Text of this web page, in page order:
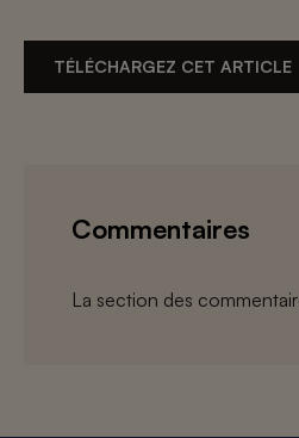
TÉLÉCHARGEZ CET ARTICLE
Commentaires
La section des